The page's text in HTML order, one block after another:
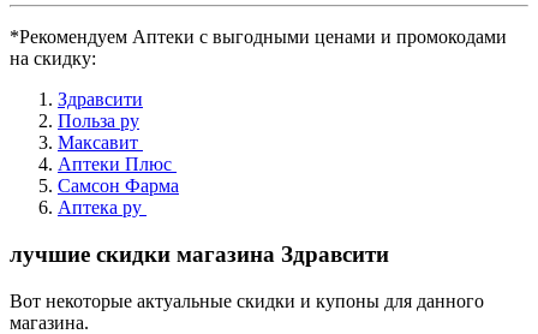
*Рекомендуем Аптеки с выгодными ценами и промокодами
на скидку:
Здравсити
Польза ру
Максавит
Аптеки Плюс
Самсон Фарма
Аптека ру
лучшие скидки магазина Здравсити
Вот некоторые актуальные скидки и купоны для данного
магазина.